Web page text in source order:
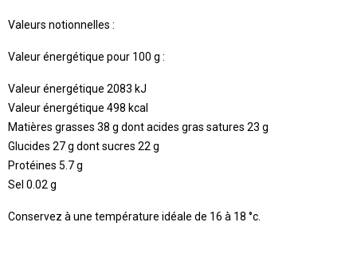
Valeurs notionnelles :
Valeur énergétique pour 100 g :
Valeur énergétique 2083 kJ
Valeur énergétique 498 kcal
Matières grasses 38 g dont acides gras satures 23 g
Glucides 27 g dont sucres 22 g
Protéines 5.7 g
Sel 0.02 g
Conservez à une température idéale de 16 à 18 °c.